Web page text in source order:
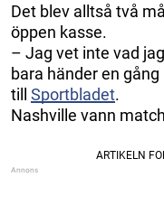
Det blev alltså två
öppen kasse.
– Jag vet inte vad
bara händer en
till Sportbladet.
Nashville vann